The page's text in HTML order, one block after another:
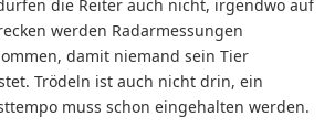
die Reiter auch nicht, irgendwo auf
werden Radarmessungen
damit niemand sein Tier
Trödeln ist auch nicht drin, ein
muss schon eingehalten werden.